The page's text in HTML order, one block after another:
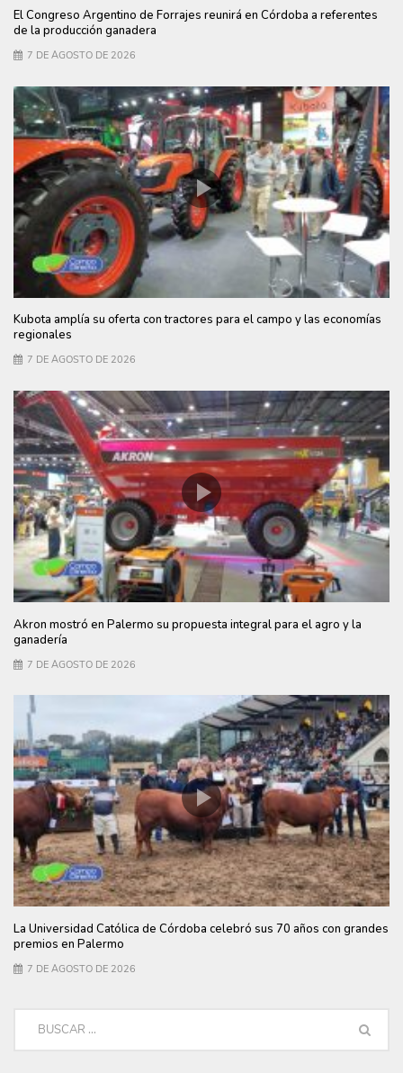
El Congreso Argentino de Forrajes reunirá en Córdoba a referentes
de la producción ganadera
7 DE AGOSTO DE 2026
Kubota amplía su oferta con tractores para el campo y las economías
regionales
7 DE AGOSTO DE 2026
Akron mostró en Palermo su propuesta integral para el agro y la
ganadería
7 DE AGOSTO DE 2026
La Universidad Católica de Córdoba celebró sus 70 años con grandes
premios en Palermo
7 DE AGOSTO DE 2026